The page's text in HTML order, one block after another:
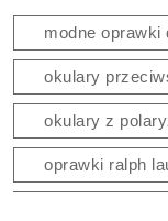
modne oprawki
okulary
okulary z
oprawki ralph